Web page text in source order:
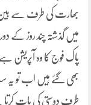
بھارت کی طرف سے بین
میں گذشتہ چند روز کے
پاک فوج کا وہ آپریشن
بھی گئے ہیں اب تو یہ
طرف دوستی کی بات